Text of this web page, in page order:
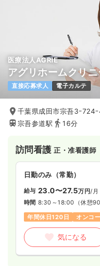
医療法人AGRIE
アグリホームクリ
直接応募求人 電子カルテ
千葉県成田市宗吾3ｰ724
宗吾参道駅
16分
訪問看護正・准看護師
日勤のみ（常勤）
給与 23.0〜27.5万円/月
時間 8:30～18:00 （休憩
年間休日120日
オンコ
気になる